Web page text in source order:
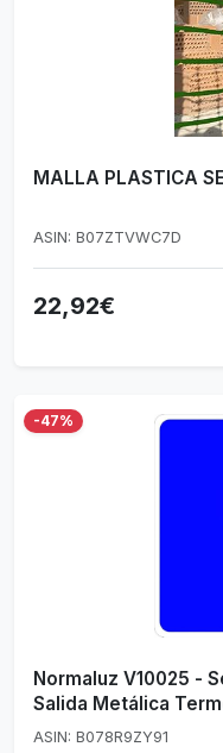
MALLA PLASTICA
ASIN: B07ZTVWC7D
22,92€
-47%
Normaluz V10025 -
Salida Metálica
ASIN: B078R9ZY91